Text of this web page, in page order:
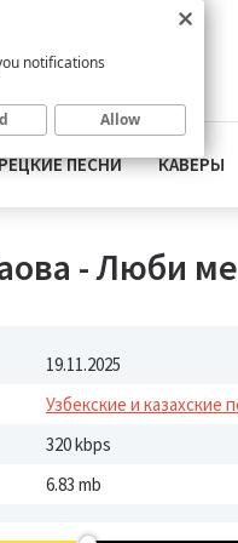
ПЕСНИ КАВЕРЫ
- Люби
19.11.2025
Узбекские и казахские
320 kbps
6.83 mb
notifications
Allow